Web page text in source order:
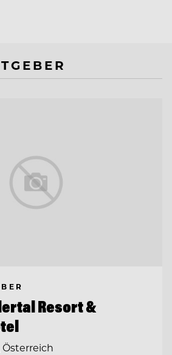
Resort &